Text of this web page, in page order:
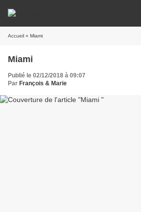
Accueil » Miami
Miami
Publié le 02/12/2018 à 09:07
Par François & Marie